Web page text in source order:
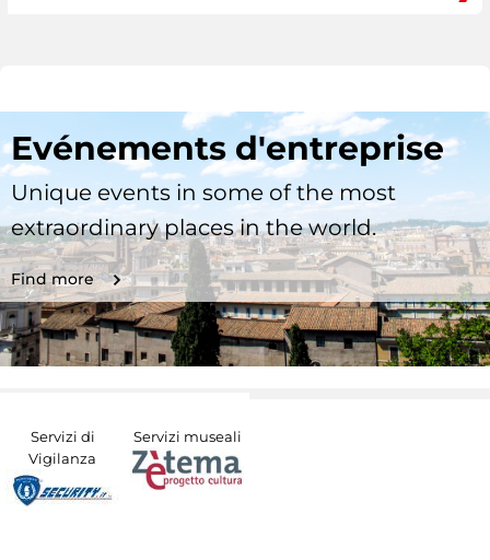
Evénements d'entreprise
Unique events in some of the most
extraordinary places in the world.
Find more
Servizi di
Vigilanza
Servizi museali